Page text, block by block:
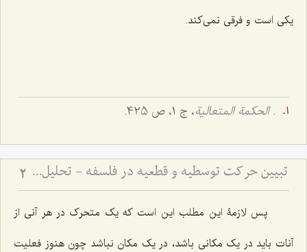
یکی است و فرقی نمی‌کند.
.الحکمة المتعالیة، ج 1، ص 425.
تبیین حرکت توسطیه و قطعیه در فلسفه - تحلیل نسبت فعلیت و قوه در حرکت‌های تدریجی 2
پس لازمۀ این مطلب این است که یک متحرک در هر آنی از
آنات باید در یک مکانی باشد، در یک مکان نباشد چون هنوز فعلیت